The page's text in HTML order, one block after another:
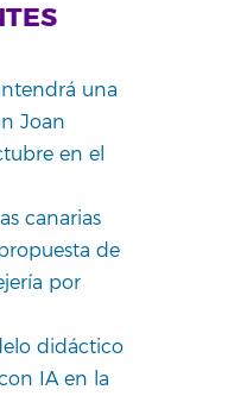
una
Joan
en el
canarias
de
por
didáctico
IA en la